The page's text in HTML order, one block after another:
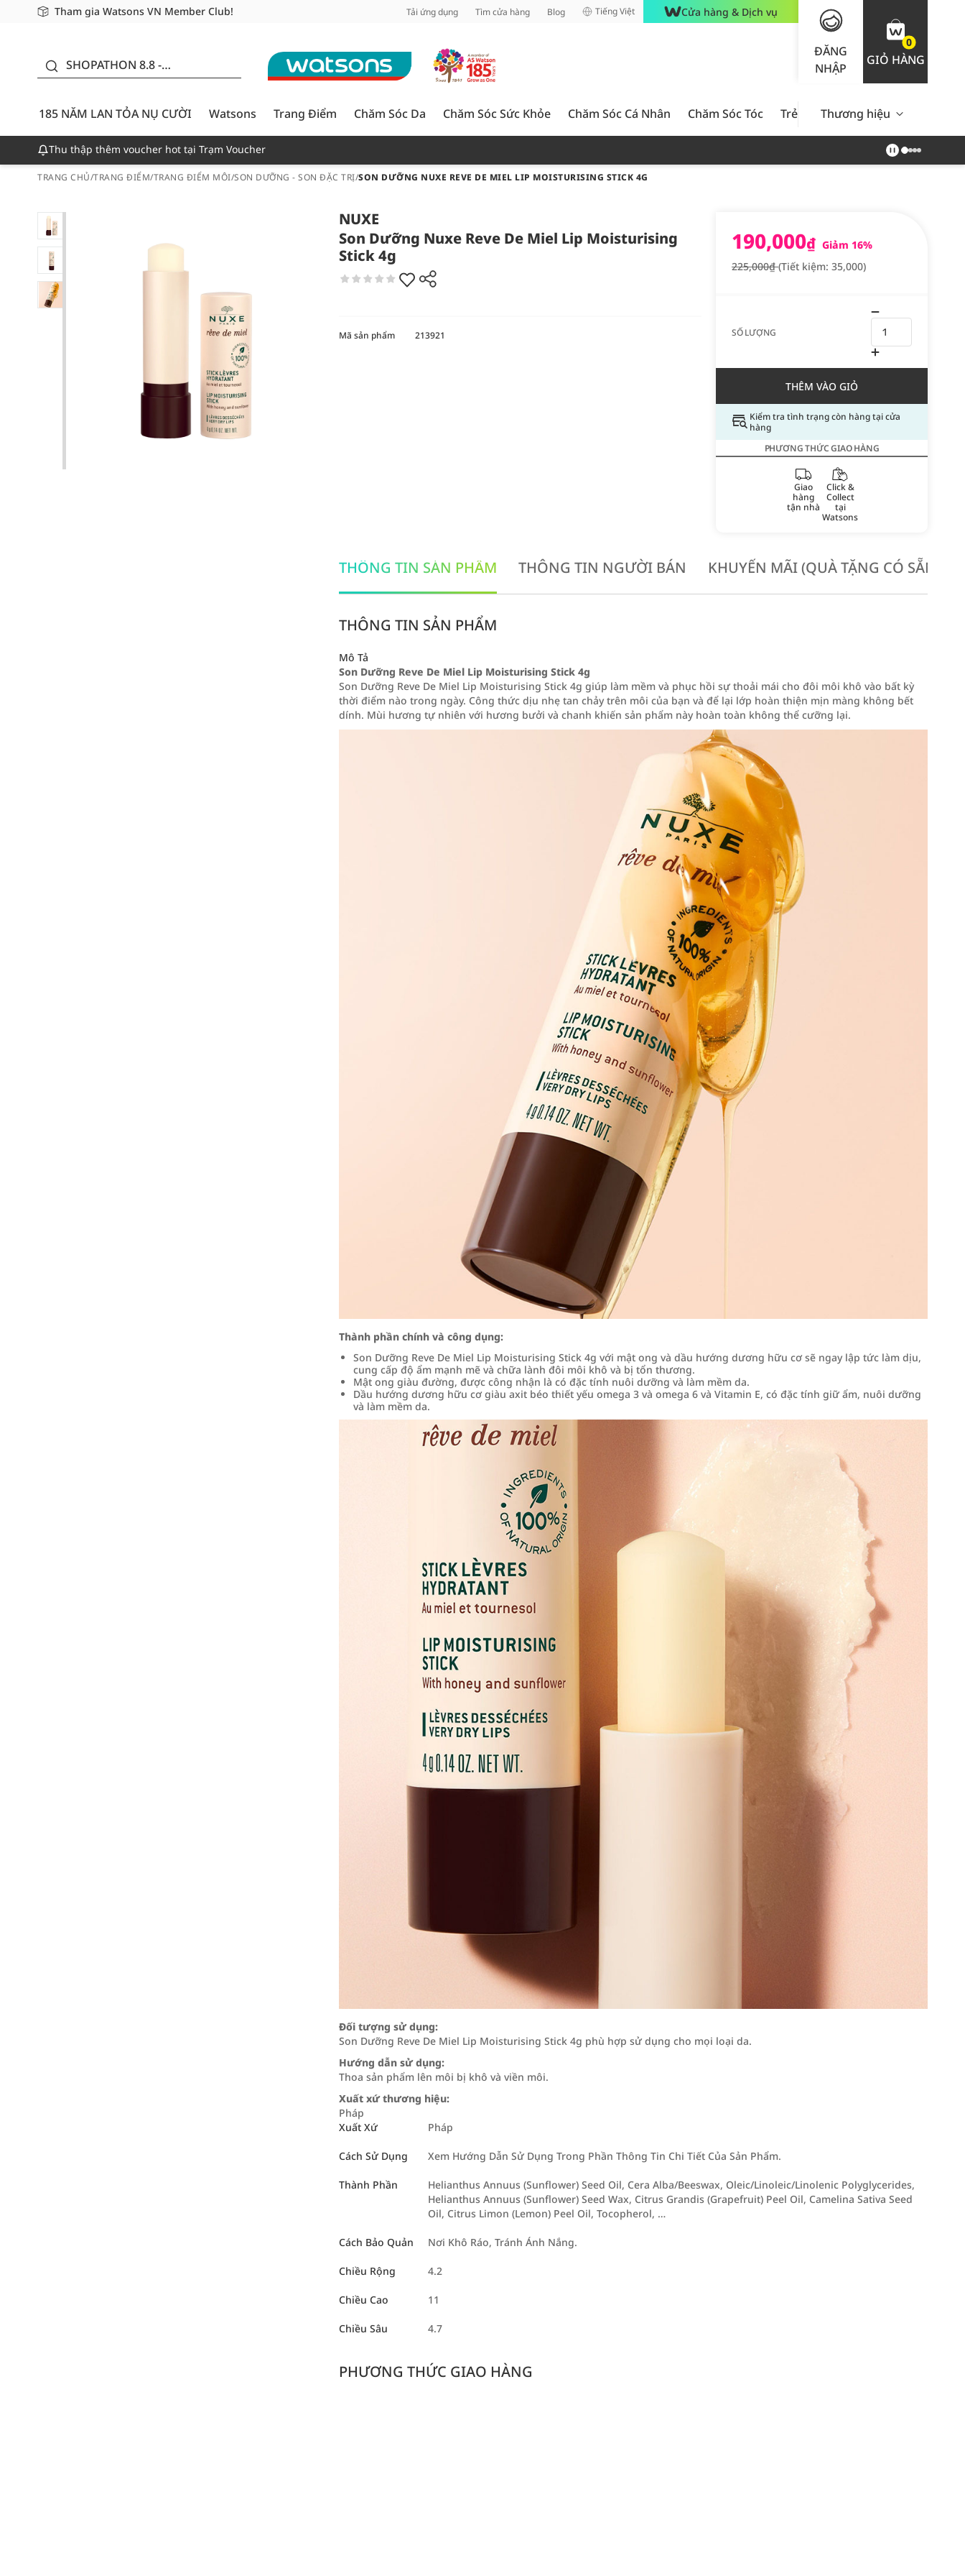
Tham gia Watsons VN Member Club!
Miễn phí giao hàng cho đơn hàng từ 249,000Đ
Giao hàng nhanh 24h - Áp dụng khu vực TP. Hồ Chí Minh Tải ứng dụng Tìm cửa hàng Blog Tiếng Việt Cửa hàng & Dịch vụ
ĐĂNG
NHẬP
0
GIỎ HÀNG
SHOPATHON 8.8 -
CƯỜI - GIẢM ĐẾN
50%
185 NĂM LAN TỎA NỤ CƯỜI
Watsons Trang Điểm Chăm Sóc Da Chăm Sóc Sức Khỏe Chăm Sóc Cá Nhân Chăm Sóc Tóc Trẻ Em Nam Giới Chăm Sóc
Thương hiệu
Thu thập thêm voucher hot tại Trạm Voucher
TRANG CHỦ/TRANG ĐIỂM/TRANG ĐIỂM MÔI/SON DƯỠNG - SON ĐẶC TRỊ/SON DƯỠNG NUXE REVE DE MIEL LIP MOISTURISING STICK 4G
NUXE
Son Dưỡng Nuxe Reve De Miel Lip Moisturising
Stick 4g
190,000₫ Giảm 16%
225,000₫(Tiết kiệm: 35,000)
SỐ LƯỢNG
THÊM VÀO GIỎ
Kiểm tra tình trạng còn hàng tại cửa
hàng
PHƯƠNG THỨC GIAO HÀNG
Giao
hàng
tận nhà
Click &
Collect
tại
Watsons
Mã sản phẩm 213921
THÔNG TIN SẢN PHẨM THÔNG TIN NGƯỜI BÁN KHUYẾN MÃI (QUÀ TẶNG CÓ SẴN
THÔNG TIN SẢN PHẨM
Mô Tả
Son Dưỡng Reve De Miel Lip Moisturising Stick 4g
Son Dưỡng Reve De Miel Lip Moisturising Stick 4g giúp làm mềm và phục hồi sự thoải mái cho đôi môi khô vào bất kỳ
thời điểm nào trong ngày. Công thức dịu nhẹ tan chảy trên môi của bạn và để lại lớp hoàn thiện mịn màng không bết
dính. Mùi hương tự nhiên với hương bưởi và chanh khiến sản phẩm này hoàn toàn không thể cưỡng lại.
Thành phần chính và công dụng:
Son Dưỡng Reve De Miel Lip Moisturising Stick 4g với mật ong và dầu hướng dương hữu cơ sẽ ngay lập tức làm dịu,
cung cấp độ ẩm mạnh mẽ và chữa lành đôi môi khô và bị tổn thương.
Mật ong giàu đường, được công nhận là có đặc tính nuôi dưỡng và làm mềm da.
Dầu hướng dương hữu cơ giàu axit béo thiết yếu omega 3 và omega 6 và Vitamin E, có đặc tính giữ ẩm, nuôi dưỡng
và làm mềm da.
Đối tượng sử dụng:
Son Dưỡng Reve De Miel Lip Moisturising Stick 4g phù hợp sử dụng cho mọi loại da.
Hướng dẫn sử dụng:
Thoa sản phẩm lên môi bị khô và viền môi.
Xuất xứ thương hiệu:
Pháp
Xuất Xứ
Pháp
Cách Sử Dụng Xem Hướng Dẫn Sử Dụng Trong Phần Thông Tin Chi Tiết Của Sản Phẩm.
Thành Phần
Helianthus Annuus (Sunflower) Seed Oil, Cera Alba/Beeswax, Oleic/Linoleic/Linolenic Polyglycerides,
Helianthus Annuus (Sunflower) Seed Wax, Citrus Grandis (Grapefruit) Peel Oil, Camelina Sativa Seed
Oil, Citrus Limon (Lemon) Peel Oil, Tocopherol, …
Cách Bảo Quản Nơi Khô Ráo, Tránh Ánh Nắng.
Chiều Rộng 4.2
Chiều Cao 11
Chiều Sâu 4.7
PHƯƠNG THỨC GIAO HÀNG